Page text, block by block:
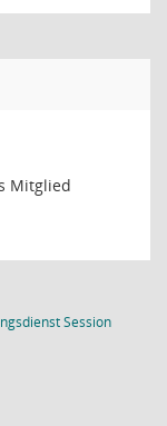
Mitglied
Session(Wird in